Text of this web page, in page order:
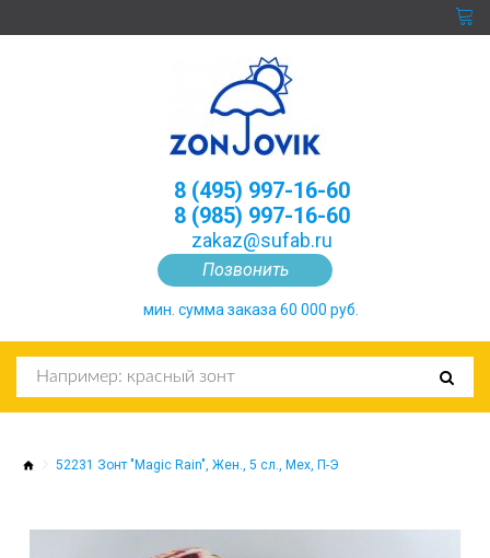
Позвонить
8 (495) 997-16-60
8 (985) 997-16-60
zakaz@sufab.ru
мин. сумма заказа 60 000 руб.
52231 Зонт "Magic Rain", Жен., 5 сл., Мех, П-Э